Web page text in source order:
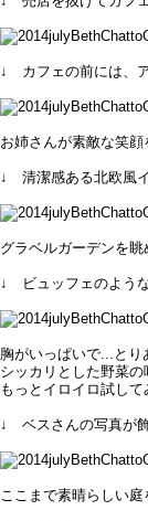
↓ カフェの前には、
お姉さんが素敵な笑
↓ 清潔感ある北欧風
グラベルガーデンを眺
↓ ビュッフェのような
胸がいっぱいで...とり
シッカリとした野菜
もっとイロイロ試して
↓ ベスさんの写真が飾
ここまで素晴らしい庭